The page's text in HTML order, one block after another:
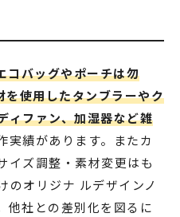
コバッグやポーチは勿
使用したタンブラーやク
ィファン、加湿器など雑
実績があります。またカ
イズ調整・素材変更はも
のオリジナ ルデザインノ
他社との差別化を図るに